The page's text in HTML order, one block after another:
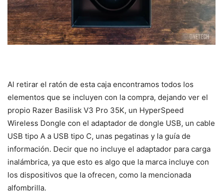
Al retirar el ratón de esta caja encontramos todos los
elementos que se incluyen con la compra, dejando ver el
propio Razer Basilisk V3 Pro 35K, un HyperSpeed
Wireless Dongle con el adaptador de dongle USB, un cable
USB tipo A a USB tipo C, unas pegatinas y la guía de
información. Decir que no incluye el adaptador para carga
inalámbrica, ya que esto es algo que la marca incluye con
los dispositivos que la ofrecen, como la mencionada
alfombrilla.